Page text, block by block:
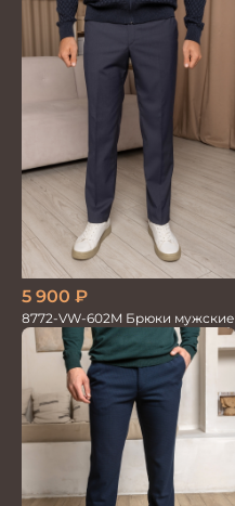
5 900 ₽
8772-VW-602M Брюки мужские